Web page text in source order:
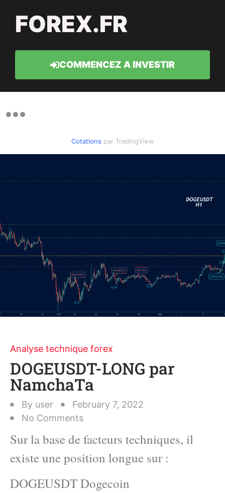
FOREX.FR
COMMENCEZ A INVESTIR
Cotations par TradingView
Analyse technique forex
DOGEUSDT-LONG par
NamchaTa
By user
February 7, 2022
No Comments
Sur la base de facteurs techniques, il
existe une position longue sur :
DOGEUSDT Dogecoin